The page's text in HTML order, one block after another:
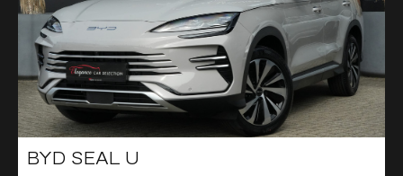
BYD SEAL U